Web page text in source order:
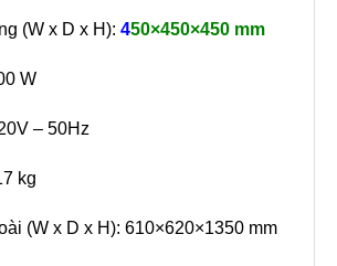
(W x D x H): 450×450×450 mm
W
– 50Hz
kg
(W x D x H): 610×620×1350 mm